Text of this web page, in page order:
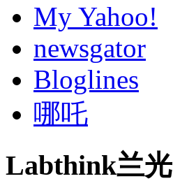
My Yahoo!
newsgator
Bloglines
哪吒
Labthink兰光